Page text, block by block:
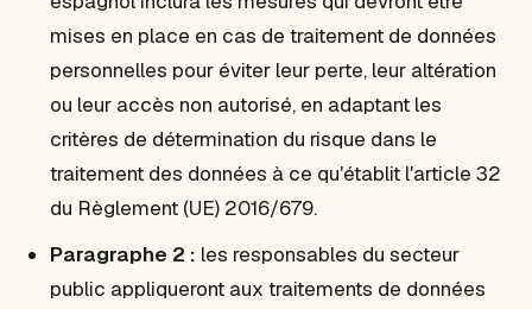
mises en place en cas de traitement de données
personnelles pour éviter leur perte, leur altération
ou leur accès non autorisé, en adaptant les
critères de détermination du risque dans le
traitement des données à ce qu'établit l'article 32
du Règlement (UE) 2016/679.
Paragraphe 2 : les responsables du secteur
public appliqueront aux traitements de données